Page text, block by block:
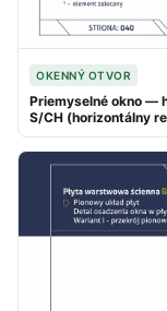
OKENNÝ OTVOR
Priemyselné okno —
S/CH (horizontálny